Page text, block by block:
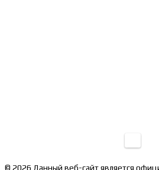
© 2026 Данный веб-сайт является